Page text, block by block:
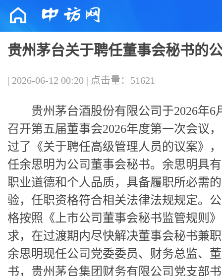
贵州茅台关于聘任董事会秘书的
| 2026-06-12 00:20 | 点击量：51621
贵州茅台酒股份有限公司于2026年6
召开第五届董事会2026年度第一次会议
过了《关于聘任高级管理人员的议案》
任余思明为公司董事会秘书。余思明具
职业道德和个人品质，具备履职所必需
验，任职资格符合相关法律法规规定。
格按照《上市公司董事会秘书监管规则
求，在过渡期内尽快解决董事会秘书兼
余思明现任公司党委委员、财务总监、
书，贵州茅台集团财务有限公司党支部